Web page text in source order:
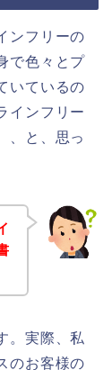
ンフリーの
で色々とプ
いているの
インフリー
、と、思っ
。実際、私
のお客様の